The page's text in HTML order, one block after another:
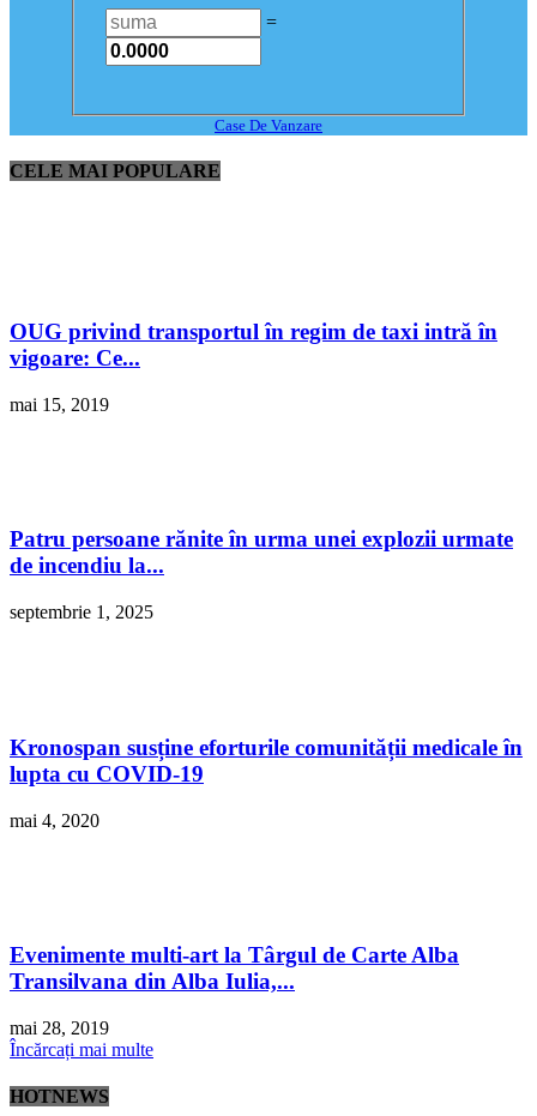
=
Case De Vanzare
CELE MAI POPULARE
OUG privind transportul în regim de taxi intră în
vigoare: Ce...
mai 15, 2019
Patru persoane rănite în urma unei explozii urmate
de incendiu la...
septembrie 1, 2025
Kronospan susține eforturile comunității medicale în
lupta cu COVID-19
mai 4, 2020
Evenimente multi-art la Târgul de Carte Alba
Transilvana din Alba Iulia,...
mai 28, 2019
Încărcați mai multe
HOTNEWS